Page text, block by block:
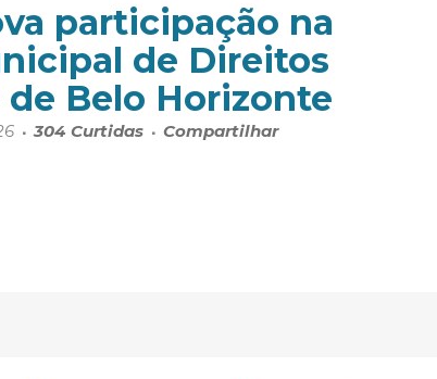
participação na
de Direitos
de Belo Horizonte
304 Curtidas Compartilhar